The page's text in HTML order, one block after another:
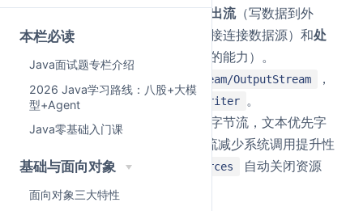
本栏必读
Java面试题专栏介绍
2026 Java学习路线：八股+大模
型+Agent
Java零基础入门课
基础与面向对象
面向对象三大特性
输入流（读数据到程序）和输出流（写数据到外
部）；按功能分为
（直接连接数据源）和处
理流（包装流）（增强其他流的能力）。
InputStream/OutputStream
，
常见字符流基类是
Reader/Writer
。
实际开发中：二进制文件优先字节流，文本优先字
包装流减少系统调用提升性
能，并配合
try-with-resources
自动关闭资源
（无需手动flush）。